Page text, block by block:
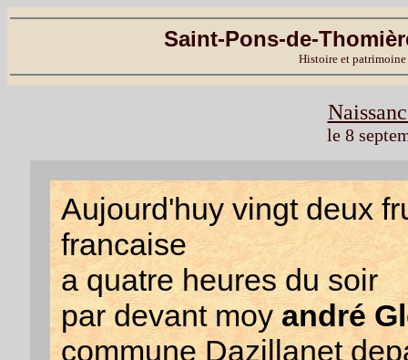
Saint-Pons-de-
Histoire et
le 8
Aujourd'huy vingt deux
francaise
a quatre heures du soir
par devant moyandré
commune Dazillanet